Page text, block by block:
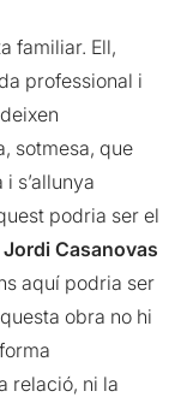
familiar. Ell,
professional i
sotmesa, que
s’allunya
podria ser el
Casanovas
aquí podria ser
obra no hi
relació, ni la